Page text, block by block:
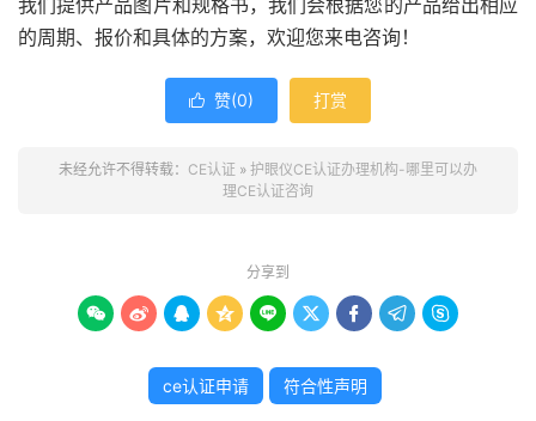
我们提供产品图片和规格书，我们会根据您的产品给出相应
的周期、报价和具体的方案，欢迎您来电咨询！
 赞(0) 打赏
未经允许不得转载： CE认证 » 护眼仪CE认证办理机构-哪里可以办
理CE认证咨询
分享到
        
ce认证申请 符合性声明